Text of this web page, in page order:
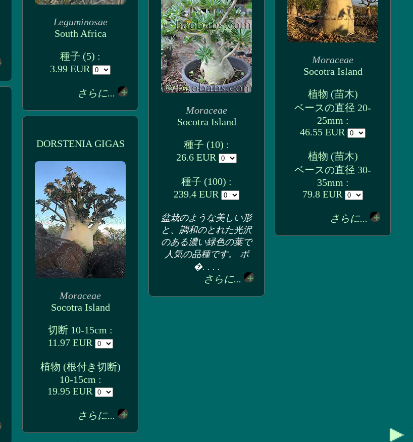
Leguminosae
South Africa
種子 (5) :
3.99 EUR
さらに...
Moraceae
Socotra Island
植物 (苗木)
ベースの直径 20-
25mm :
46.55 EUR
植物 (苗木)
ベースの直径 30-
35mm :
79.8 EUR
さらに...
Moraceae
Socotra Island
種子 (10) :
26.6 EUR
種子 (100) :
239.4 EUR
盆栽のような美しい形
と、調和のとれた光沢
のある濃い緑色の葉で
人気の品種です。 ポ
�. . . .
さらに...
DORSTENIA GIGAS
Moraceae
Socotra Island
切断 10-15cm :
11.97 EUR
植物 (根付き切断)
10-15cm :
19.95 EUR
さらに...